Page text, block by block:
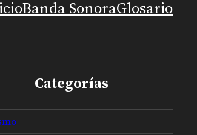
Banda SonoraGlosario
Categorías